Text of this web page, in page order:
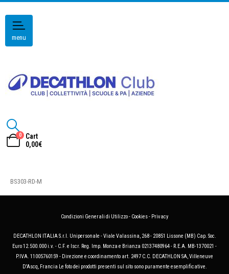
menu
0
Cart
0,00€
BS303-RD-M
Condizioni Generali di Utilizzo- Cookies- Privacy
DECATHLON ITALIA S.r.l. Unipersonale - Viale Valassina, 268 - 20851 Lissone (MB) Cap. Soc.
Euro 12.500.000 i.v. - C.F. e Iscr. Reg. Imp. Monza e Brianza 02137480964 - R.E.A. MB-1370021 -
P.IVA. 11005760159 - Direzione e coordinamento art. 2497 C.C. DECATHLON SA, Villeneuve
D'Ascq, Francia Le foto dei prodotti presenti sul sito sono puramente esemplificative.